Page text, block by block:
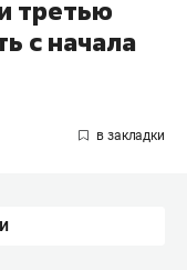
третью
с начала